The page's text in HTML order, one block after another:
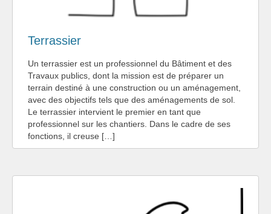
Terrassier
Un terrassier est un professionnel du Bâtiment et des
Travaux publics, dont la mission est de préparer un
terrain destiné à une construction ou un aménagement,
avec des objectifs tels que des aménagements de sol.
Le terrassier intervient le premier en tant que
professionnel sur les chantiers. Dans le cadre de ses
fonctions, il creuse […]